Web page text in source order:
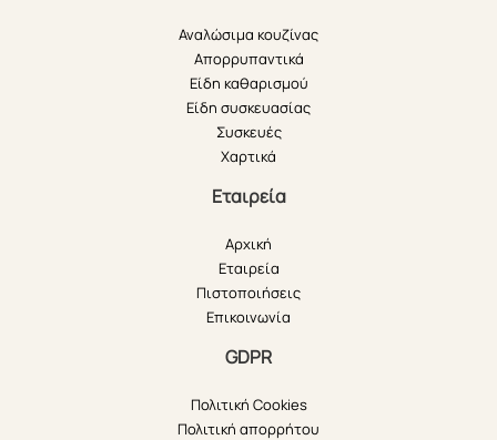
Αναλώσιμα κουζίνας
Απορρυπαντικά
Είδη καθαρισμού
Είδη συσκευασίας
Συσκευές
Χαρτικά
Εταιρεία
Αρχική
Εταιρεία
Πιστοποιήσεις
Επικοινωνία
GDPR
Πολιτική Cookies
Πολιτική απορρήτου